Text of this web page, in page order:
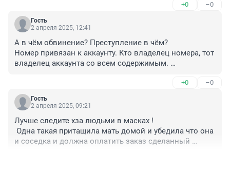
+0 –0
Гость
2 апреля 2025, 12:41
А в чём обвинение? Преступление в чём?
Номер привязан к аккаунту. Кто владелец номера, тот
владелец аккаунта со всем содержимым.
достал пакет с мусором и там нашёл не открытую
бутылку выпивки и типа он спёр эту бутылку.
Люди/система сами сделали всё, чтобы отказаться от
конкретный не убедился что можно отключить номер,
банк(система) не обеспечила защиту на этот случай.
Пацан тут жертва и не более. Его спровоцировали
+0 –0
Гость
2 апреля 2025, 09:21
Лучше следите хза людьми в масках !
Одна такая притащила мать домой и убедила что она
и соседка и должна оплатить заказ сделанный